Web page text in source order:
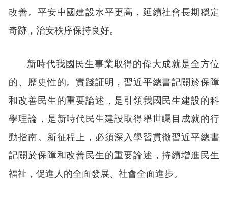
改善。平安中國建設水平更高，延續社會長期穩定
奇跡，治安秩序保持良好。
新時代我國民生事業取得的偉大成就是全方位
的、歷史性的。實踐証明，習近平總書記關於保障
和改善民生的重要論述，是引領我國民生建設的科
學理論，是新時代民生建設取得舉世矚目成就的行
動指南。新征程上，必須深入學習貫徹習近平總書
記關於保障和改善民生的重要論述，持續增進民生
福祉，促進人的全面發展、社會全面進步。